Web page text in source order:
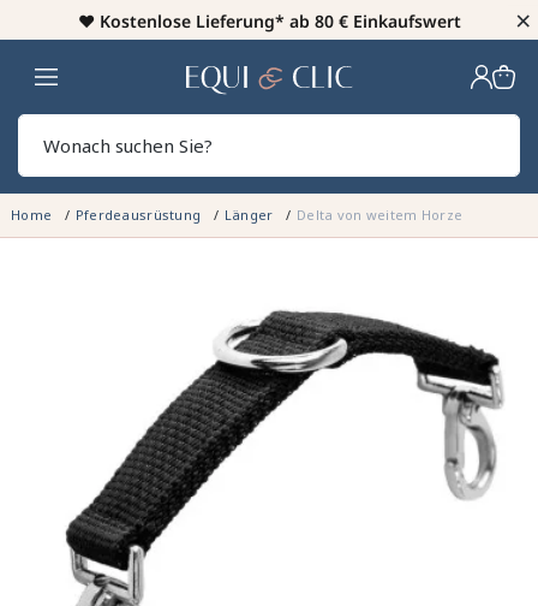
♥️ Kostenlose Lieferung* ab 80 € Einkaufswert ×
Heim
Home Pferdeausrüstung Länger Delta von weitem Horze